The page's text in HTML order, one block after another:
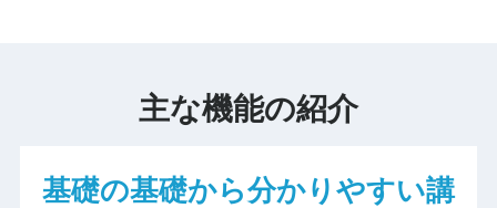
主な機能の紹介
基礎の基礎から分かりやすい講